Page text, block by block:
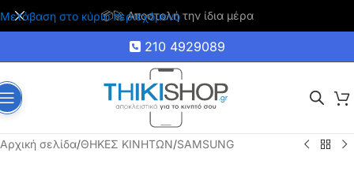
Μετάβαση στο κύριο περιεχόμενο
🚚 Δωρεάν μεταφορικά για αγορές άνω των 35€
210 4929089
Αρχική σελίδα/ΘΗΚΕΣ ΚΙΝΗΤΩΝ/SAMSUNG